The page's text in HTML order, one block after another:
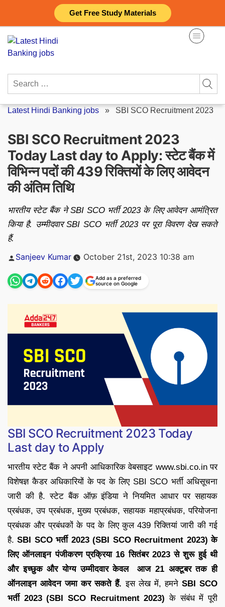
Get Free Study Materials
content
Search
Latest Hindi Banking jobs » SBI SCO Recruitment 2023
SBI SCO Recruitment 2023
Today Last day to Apply: स्टेट बैंक में
विभिन्न पदों की 439 रिक्तियों के लिए आवेदन
की अंतिम तिथि
भारतीय स्टेट बैंक ने SBI SCO भर्ती 2023 के लिए आवेदन आमंत्रित
किया है. उम्मीदवार SBI SCO भर्ती 2023 पर पूरा विवरण देख सकते
हैं.
Posted
Sanjeev Kumar October 21st, 2023 10:38 am
Add as a preferred
source on Google
SBI SCO Recruitment 2023 Today
Last day to Apply
भारतीय स्टेट बैंक ने अपनी आधिकारिक वेबसाइट www.sbi.co.in पर
विशेषज्ञ कैडर अधिकारियों के पद के लिए SBI SCO भर्ती अधिसूचना
जारी की है. स्टेट बैंक ऑफ़ इंडिया ने नियमित आधार पर सहायक
प्रबंधक, उप प्रबंधक, मुख्य प्रबंधक, सहायक महाप्रबंधक, परियोजना
प्रबंधक और प्रबंधकों के पद के लिए कुल 439 रिक्तियां जारी की गई
है. SBI SCO भर्ती 2023 (SBI SCO Recruitment 2023) के
लिए ऑनलाइन पंजीकरण प्रक्रिया 16 सितंबर 2023 से शुरू हुई थी
और इच्छुक और योग्य उम्मीदवार केवल आज 21 अक्टूबर तक ही
ऑनलाइन आवेदन जमा कर सकते हैं. इस लेख में, हमने SBI SCO
भर्ती 2023 (SBI SCO Recruitment 2023) के संबंध में पूरी